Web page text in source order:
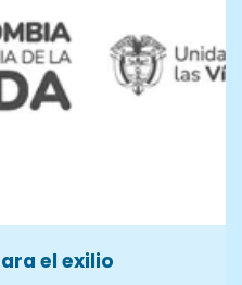
el exilio